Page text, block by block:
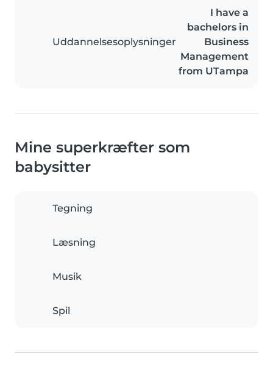
Uddannelsesoplysninger
I have a
bachelors in
Business
Management
from UTampa
Mine superkræfter som
babysitter
Tegning
Læsning
Musik
Spil